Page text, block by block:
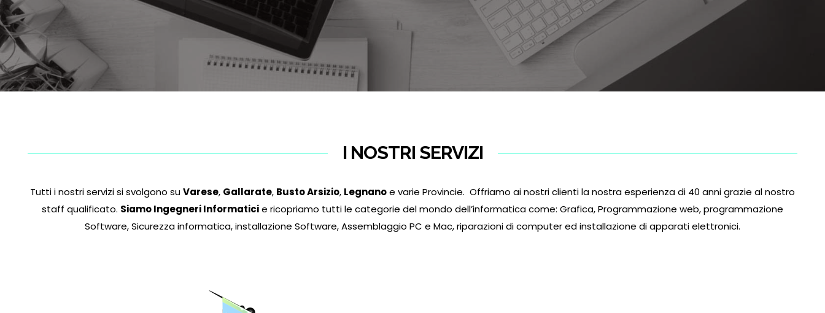
I NOSTRI SERVIZI
Tutti i nostri servizi si svolgono suVarese, Gallarate, Busto Arsizio, Legnanoe varie Provincie. Offriamo ai nostri clienti la nostra esperienza di 40 anni grazie al nostro
staff qualificato. Siamo Ingegneri Informaticie ricopriamo tutti le categorie del mondo dell’informatica come: Grafica, Programmazione web, programmazione
Software, Sicurezza informatica, installazione Software, Assemblaggio PC e Mac, riparazioni di computer ed installazione di apparati elettronici.